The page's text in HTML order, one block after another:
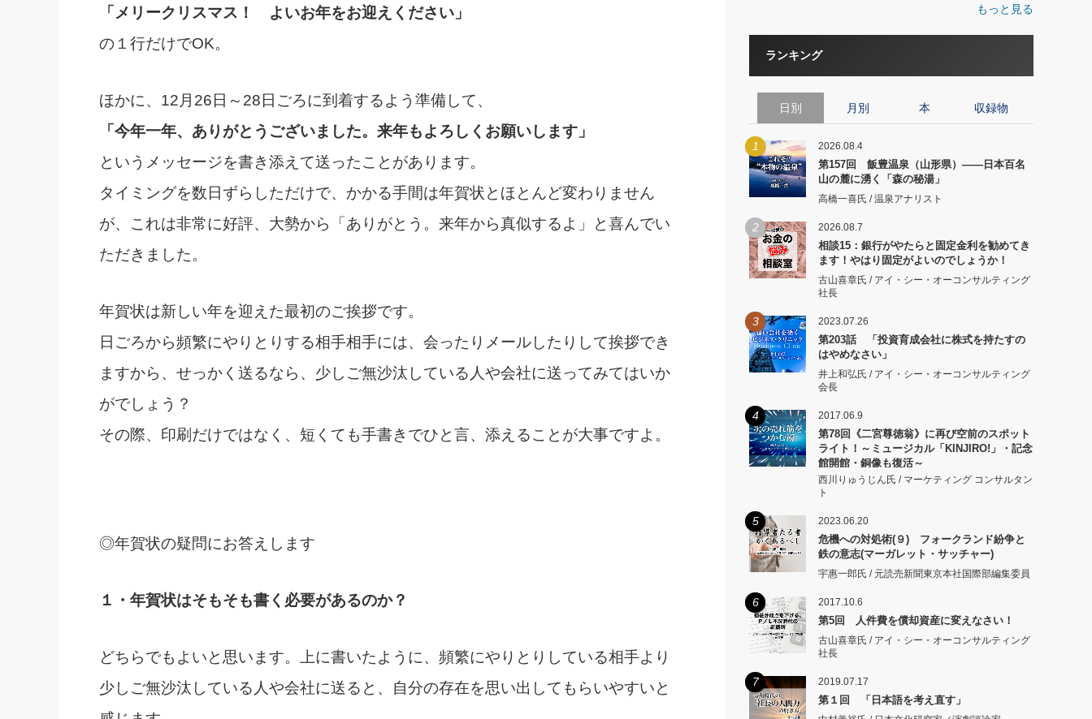
「メリークリスマス！ よいお年をお迎えください」
の１行だけでOK。
ほかに、12月26日～28日ごろに到着するよう準備して、
「今年一年、ありがとうございました。来年もよろしくお願いします」
というメッセージを書き添えて送ったことがあります。
タイミングを数日ずらしただけで、かかる手間は年賀状とほとんど変わりません
が、これは非常に好評、大勢から「ありがとう。来年から真似するよ」と喜んでい
ただきました。
年賀状は新しい年を迎えた最初のご挨拶です。
日ごろから頻繁にやりとりする相手相手には、会ったりメールしたりして挨拶でき
ますから、せっかく送るなら、少しご無沙汰している人や会社に送ってみてはいか
がでしょう？
その際、印刷だけではなく、短くても手書きでひと言、添えることが大事ですよ。
◎年賀状の疑問にお答えします
１・年賀状はそもそも書く必要があるのか？
どちらでもよいと思います。上に書いたように、頻繁にやりとりしている相手より
少しご無沙汰している人や会社に送ると、自分の存在を思い出してもらいやすいと
もっと見る
ランキング
日別 月別 本 収録物
1 2026.08.4
第157回 飯豊温泉（山形県）――日本百名
山の麓に湧く「森の秘湯」
高橋一喜氏 / 温泉アナリスト
2 2026.08.7
相談15：銀行がやたらと固定金利を勧めてき
ます！やはり固定がよいのでしょうか！
古山喜章氏 / アイ・シー・オーコンサルティング
社長
3 2023.07.26
第203話 「投資育成会社に株式を持たすの
はやめなさい」
井上和弘氏 / アイ・シー・オーコンサルティング
会長
4 2017.06.9
第78回《二宮尊徳翁》に再び空前のスポット
ライト！～ミュージカル「KINJIRO!」・記念
館開館・銅像も復活～
西川りゅうじん氏 / マーケティング コンサルタン
ト
5 2023.06.20
危機への対処術(９) フォークランド紛争と
鉄の意志(マーガレット・サッチャー)
宇惠一郎氏 / 元読売新聞東京本社国際部編集委員
6 2017.10.6
第5回 人件費を償却資産に変えなさい！
古山喜章氏 / アイ・シー・オーコンサルティング
社長
7 2019.07.17
第１回 「日本語を考え直す」